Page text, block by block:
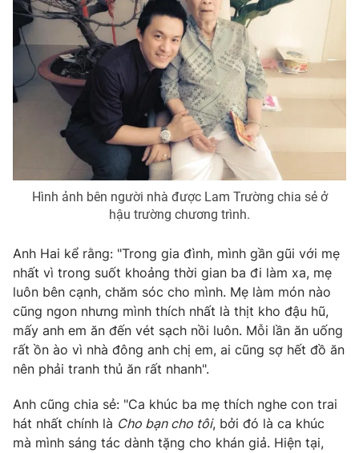
Thị trường
Tư vấn
Lịch phát sóng
Chuyên mục khác
Emagazine Podcast
Infographic
Video Shorts video
VTV Money VTV Thể thao
VTV Sức khoẻ Bất động sản
Thị trường 24h Tấm lòng Việt
VTV9 VTV8
Hình ảnh bên người nhà được Lam Trường chia sẻ ở
hậu trường chương trình.
Anh Hai kể rằng: "Trong gia đình, mình gần gũi với mẹ
nhất vì trong suốt khoảng thời gian ba đi làm xa, mẹ
luôn bên cạnh, chăm sóc cho mình. Mẹ làm món nào
cũng ngon nhưng mình thích nhất là thịt kho đậu hũ,
mấy anh em ăn đến vét sạch nồi luôn. Mỗi lần ăn uống
rất ồn ào vì nhà đông anh chị em, ai cũng sợ hết đồ ăn
nên phải tranh thủ ăn rất nhanh".
Anh cũng chia sẻ: "Ca khúc ba mẹ thích nghe con trai
hát nhất chính là Cho bạn cho tôi, bởi đó là ca khúc
mà mình sáng tác dành tặng cho khán giả. Hiện tại,